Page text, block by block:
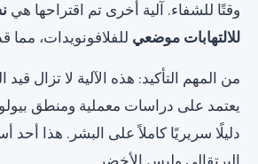
وقتًا للشفاء. آلية أخرى تم اقتراحها هي
للالتهابات موضعي للفلافونويدات، مما
من المهم التأكيد: هذه الآلية لا تزال
يعتمد على دراسات معملية ومنطق
دليلًا سريريًا كاملاً على البشر. هذا أحد